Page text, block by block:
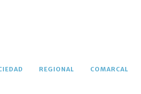
REGIONAL COMARCAL